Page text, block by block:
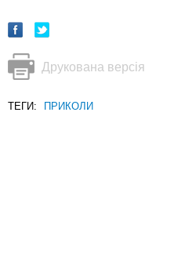
Друкована версія
ТЕГИ: ПРИКОЛИ